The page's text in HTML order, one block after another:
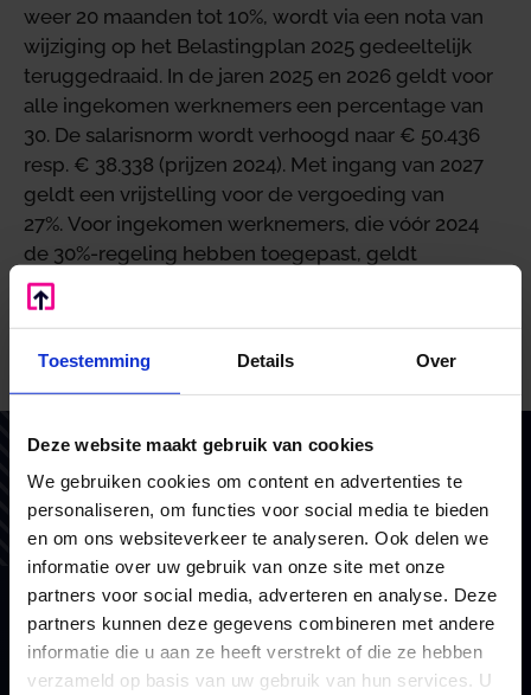
Toestemming Details Over
Deze website maakt gebruik van cookies
We gebruiken cookies om content en advertenties te
personaliseren, om functies voor social media te bieden
en om ons websiteverkeer te analyseren. Ook delen we
informatie over uw gebruik van onze site met onze
partners voor social media, adverteren en analyse. Deze
partners kunnen deze gegevens combineren met andere
informatie die u aan ze heeft verstrekt of die ze hebben
verzameld op basis van uw gebruik van hun services. U
weer 20 maanden tot 10%, wordt via een nota van
wijziging op het Belastingplan 2025 gedeeltelijk
teruggedraaid. In de jaren 2025 en 2026 geldt voor
alle ingekomen werknemers een percentage van
30. De salarisnorm wordt verhoogd naar € 50.436
resp. € 38.338 (prijzen 2024). Met ingang van 2027
geldt een vrijstelling voor de vergoeding van
27%. Voor ingekomen werknemers, die vóór 2024
de 30%-regeling hebben toegepast, geldt
overgangsrecht. Voor hen blijven tot het einde van
de looptijd een percentage van 30 en de oude
Vertrouw op BoekZo, net als
honderden andere ondernemers
Als financieel en belastingadviseurs coachen we en
doen we waar we goed in zijn. Voor het MKB en
consultants. Met vaste prijzen, scherp advies en
brede ondersteuning.